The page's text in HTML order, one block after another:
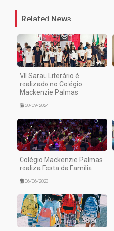
Related News
VII Sarau Literário é
realizado no Colégio
Mackenzie Palmas
30/09/2024
Colégio Mackenzie Palmas
realiza Festa da Família
06/06/2023